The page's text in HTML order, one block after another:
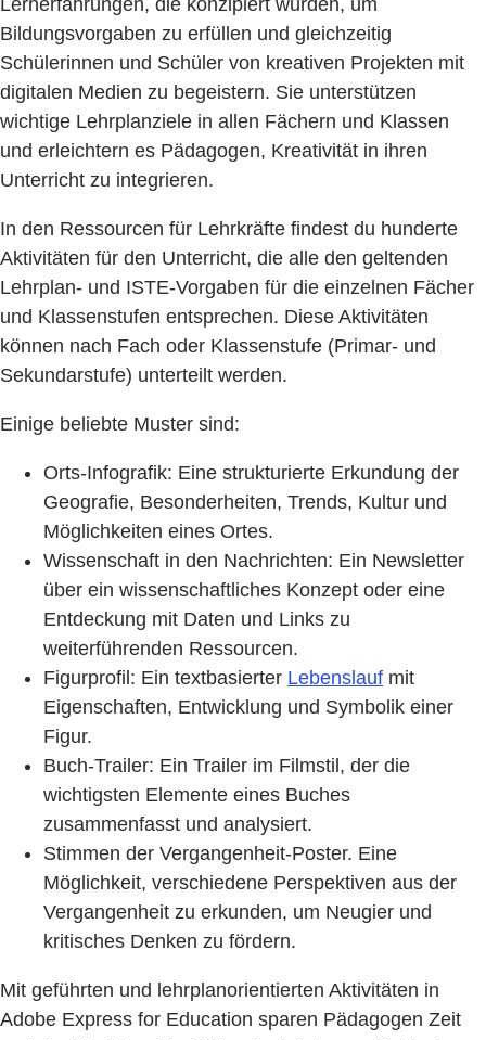
Bildungsvorgaben zu erfüllen und gleichzeitig
Schülerinnen und Schüler von kreativen Projekten mit
digitalen Medien zu begeistern. Sie unterstützen
wichtige Lehrplanziele in allen Fächern und Klassen
und erleichtern es Pädagogen, Kreativität in ihren
Unterricht zu integrieren.
In den Ressourcen für Lehrkräfte findest du hunderte
Aktivitäten für den Unterricht, die alle den geltenden
Lehrplan- und ISTE-Vorgaben für die einzelnen Fächer
und Klassenstufen entsprechen. Diese Aktivitäten
können nach Fach oder Klassenstufe (Primar- und
Sekundarstufe) unterteilt werden.
Einige beliebte Muster sind:
Orts-Infografik: Eine strukturierte Erkundung der
Geografie, Besonderheiten, Trends, Kultur und
Möglichkeiten eines Ortes.
Wissenschaft in den Nachrichten: Ein Newsletter
über ein wissenschaftliches Konzept oder eine
Entdeckung mit Daten und Links zu
weiterführenden Ressourcen.
Figurprofil: Ein textbasierter Lebenslauf mit
Eigenschaften, Entwicklung und Symbolik einer
Figur.
Buch-Trailer: Ein Trailer im Filmstil, der die
wichtigsten Elemente eines Buches
zusammenfasst und analysiert.
Stimmen der Vergangenheit-Poster. Eine
Möglichkeit, verschiedene Perspektiven aus der
Vergangenheit zu erkunden, um Neugier und
kritisches Denken zu fördern.
Mit geführten und lehrplanorientierten Aktivitäten in
Adobe Express for Education sparen Pädagogen Zeit